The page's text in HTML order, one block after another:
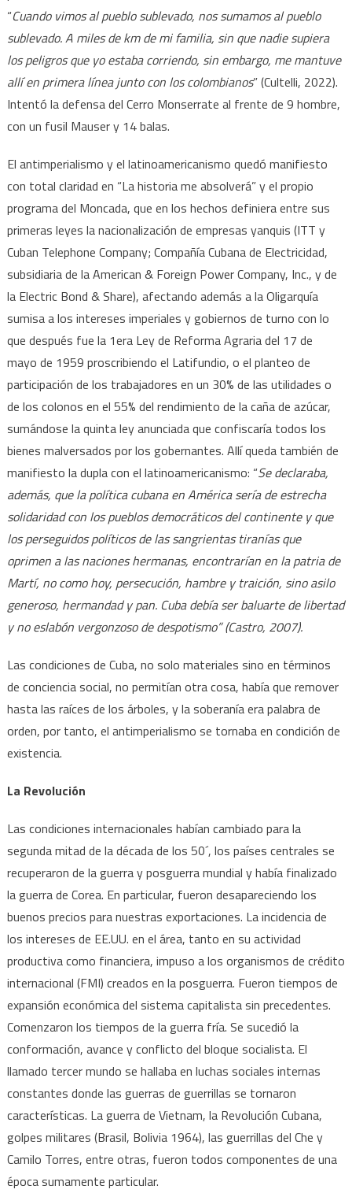
“Cuando vimos al pueblo sublevado, nos sumamos al pueblo
sublevado. A miles de km de mi familia, sin que nadie supiera
los peligros que yo estaba corriendo, sin embargo, me mantuve
allí en primera línea junto con los colombianos” (Cultelli, 2022).
Intentó la defensa del Cerro Monserrate al frente de 9 hombre,
con un fusil Mauser y 14 balas.
El antimperialismo y el latinoamericanismo quedó manifiesto
con total claridad en “La historia me absolverá” y el propio
programa del Moncada, que en los hechos definiera entre sus
primeras leyes la nacionalización de empresas yanquis (ITT y
Cuban Telephone Company; Compañía Cubana de Electricidad,
subsidiaria de la American & Foreign Power Company, Inc., y de
la Electric Bond & Share), afectando además a la Oligarquía
sumisa a los intereses imperiales y gobiernos de turno con lo
que después fue la 1era Ley de Reforma Agraria del 17 de
mayo de 1959 proscribiendo el Latifundio, o el planteo de
participación de los trabajadores en un 30% de las utilidades o
de los colonos en el 55% del rendimiento de la caña de azúcar,
sumándose la quinta ley anunciada que confiscaría todos los
bienes malversados por los gobernantes. Allí queda también de
manifiesto la dupla con el latinoamericanismo: “Se declaraba,
además, que la política cubana en América sería de estrecha
solidaridad con los pueblos democráticos del continente y que
los perseguidos políticos de las sangrientas tiranías que
oprimen a las naciones hermanas, encontrarían en la patria de
Martí, no como hoy, persecución, hambre y traición, sino asilo
generoso, hermandad y pan. Cuba debía ser baluarte de libertad
y no eslabón vergonzoso de despotismo” (Castro, 2007).
Las condiciones de Cuba, no solo materiales sino en términos
de conciencia social, no permitían otra cosa, había que remover
hasta las raíces de los árboles, y la soberanía era palabra de
orden, por tanto, el antimperialismo se tornaba en condición de
existencia.
La Revolución
Las condiciones internacionales habían cambiado para la
segunda mitad de la década de los 50´, los países centrales se
recuperaron de la guerra y posguerra mundial y había finalizado
la guerra de Corea. En particular, fueron desapareciendo los
buenos precios para nuestras exportaciones. La incidencia de
los intereses de EE.UU. en el área, tanto en su actividad
productiva como financiera, impuso a los organismos de crédito
internacional (FMI) creados en la posguerra. Fueron tiempos de
expansión económica del sistema capitalista sin precedentes.
Comenzaron los tiempos de la guerra fría. Se sucedió la
conformación, avance y conflicto del bloque socialista. El
llamado tercer mundo se hallaba en luchas sociales internas
constantes donde las guerras de guerrillas se tornaron
características. La guerra de Vietnam, la Revolución Cubana,
golpes militares (Brasil, Bolivia 1964), las guerrillas del Che y
Camilo Torres, entre otras, fueron todos componentes de una
época sumamente particular.